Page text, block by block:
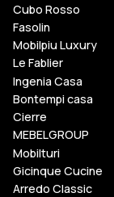
Cubo Rosso
Fasolin
Mobilpiu Luxury
Le Fablier
Ingenia Casa
Bontempi casa
Cierre
MEBELGROUP
Mobilturi
Gicinque Cucine
Arredo Classic